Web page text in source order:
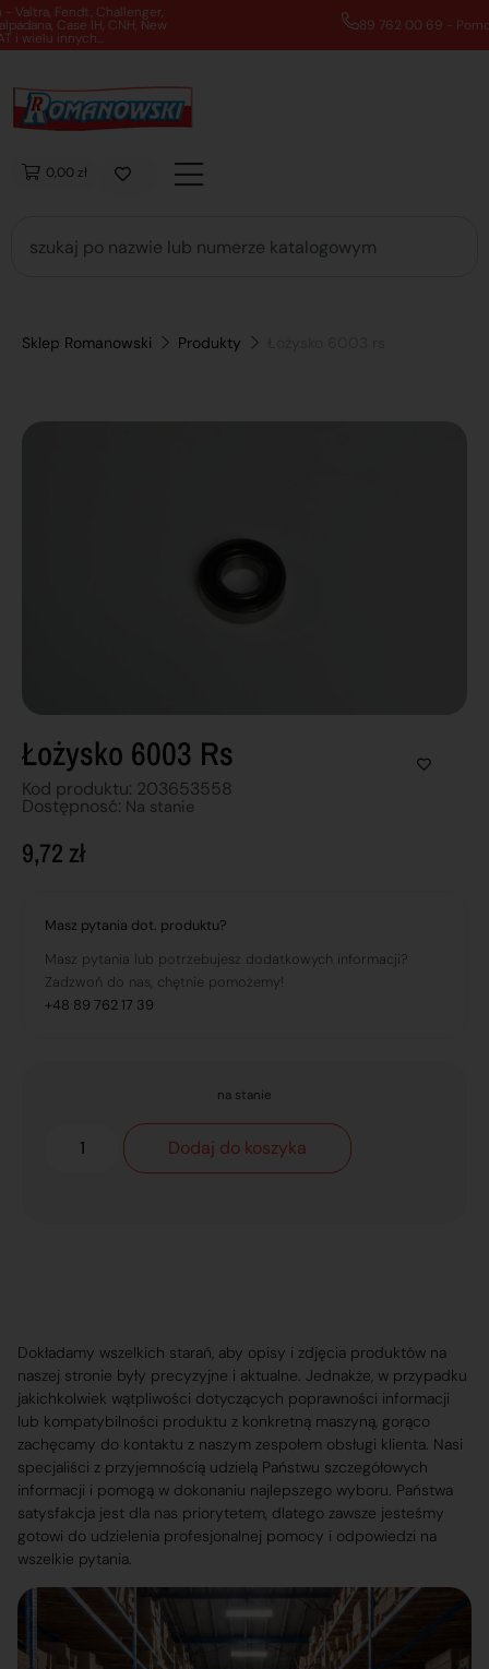
89 762 00 69 - Pomoc zakupowa 7:00 - 16:00
0,00 zł
Sklep Romanowski Produkty
Łożysko 6003 Rs
Kod produktu: 203653558
Dostępnosć: Na stanie
9,72 zł
Masz pytania dot. produktu?
Masz pytania lub potrzebujesz dodatkowych informacji?
Zadzwoń do nas, chętnie pomożemy!
+48 89 762 17 39
na stanie
Dodaj do koszyka
Dokładamy wszelkich starań, aby opisy i zdjęcia produktów na
naszej stronie były precyzyjne i aktualne. Jednakże, w przypadku
jakichkolwiek wątpliwości dotyczących poprawności informacji
lub kompatybilności produktu z konkretną maszyną, gorąco
zachęcamy do kontaktu z naszym zespołem obsługi klienta. Nasi
specjaliści z przyjemnością udzielą Państwu szczegółowych
informacji i pomogą w dokonaniu najlepszego wyboru. Państwa
satysfakcja jest dla nas priorytetem, dlatego zawsze jesteśmy
gotowi do udzielenia profesjonalnej pomocy i odpowiedzi na
wszelkie pytania.